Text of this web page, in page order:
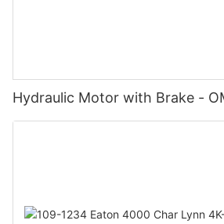
Hydraulic Motor with Brake -